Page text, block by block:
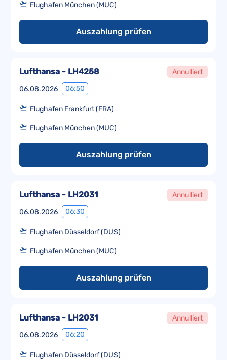
Flughafen München (MUC)
Auszahlung prüfen
06.08.2026 06:50
Lufthansa - LH4258 Annulliert
Flughafen Frankfurt (FRA)
Flughafen München (MUC)
Auszahlung prüfen
06.08.2026 06:30
Lufthansa - LH2031 Annulliert
Flughafen Düsseldorf (DUS)
Flughafen München (MUC)
Auszahlung prüfen
06.08.2026 06:20
Lufthansa - LH2031 Annulliert
Flughafen Düsseldorf (DUS)